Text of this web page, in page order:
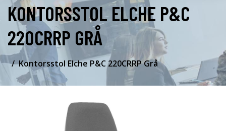
KONTORSSTOL ELCHE P&C
220CRRP GRÅ
Kontorsstol Elche P&C 220CRRP Grå